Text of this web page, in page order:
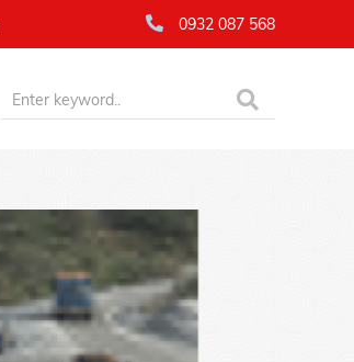
0932 087 568